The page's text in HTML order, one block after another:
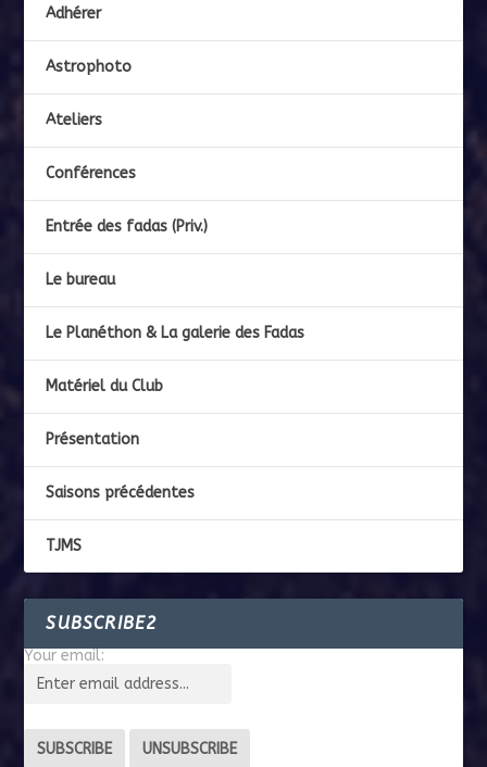
Adhérer
Astrophoto
Ateliers
Conférences
Entrée des fadas (Priv.)
Le bureau
Le Planéthon & La galerie des Fadas
Matériel du Club
Présentation
Saisons précédentes
TJMS
SUBSCRIBE2
Your email: